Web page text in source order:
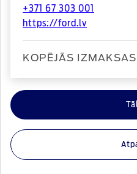
+371 67 303 001
https://ford.lv
KOPĒJĀS IZMAKSAS